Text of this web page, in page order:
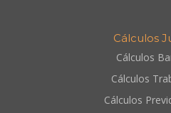
Cálculos
Cálculos
Cálculos
Cálculos